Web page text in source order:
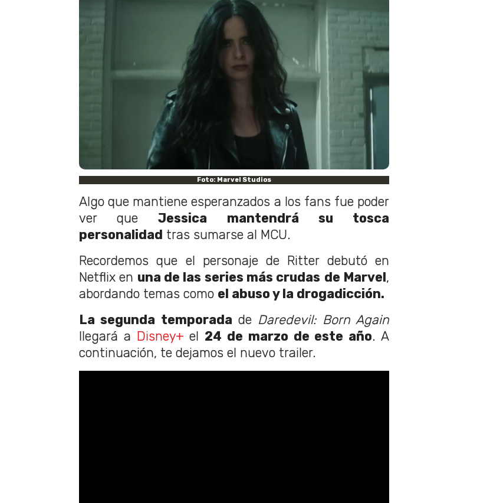
Foto: Marvel Studios
Algo que mantiene esperanzados a los fans fue poder
ver queJessica mantendrá su tosca
personalidad tras sumarse al MCU.
Recordemos que el personaje de Ritter debutó en
Netflix en una de las series más crudas de Marvel ,
abordando temas como el abuso y la drogadicción.
La segunda temporada de Daredevil: Born Again
llegará a Disney+ el 24 de marzo de este año. A
continuación, te dejamos el nuevo trailer.